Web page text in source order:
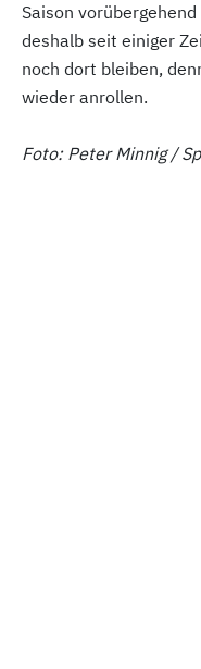
Saison
deshalb seit einiger
noch dort bleiben,
wieder anrollen.
Foto: Peter Minnig /